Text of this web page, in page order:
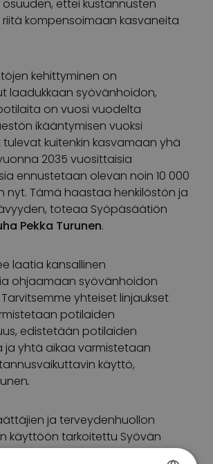
ettei kustannusten
kompensoimaan kasvaneita
kehittyminen on
laadukkaan syövänhoidon,
on vuosi vuodelta
ikääntymisen vuoksi
kuitenkin kasvamaan yhä
2035 vuosittaisia
ennustetaan olevan noin 10 000
nyt. Tämä haastaa henkilöstön ja
toteaa Syöpäsäätiön
Pekka Turunen.
laatia kansallinen
ohjaamaan syövänhoidon
yhteiset linjaukset
potilaiden
edistetään potilaiden
ja yhtä aikaa varmistetaan
käyttö,
.
ja terveydenhuollon
käyttöön tarkoitettu Syövän
sovellus tarjoaa mahdollisuuden